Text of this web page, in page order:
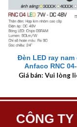
Đèn LED ray nam
Anfaco RNC
Giá bán: Vui lòng
CÔNG